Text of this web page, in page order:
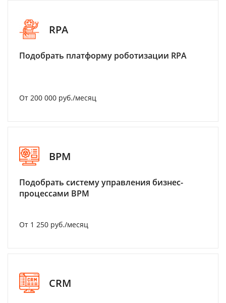
RPA
Подобрать платформу роботизации RPA
От 200 000 руб./месяц
BPM
Подобрать систему управления бизнес-
процессами BPM
От 1 250 руб./месяц
CRM